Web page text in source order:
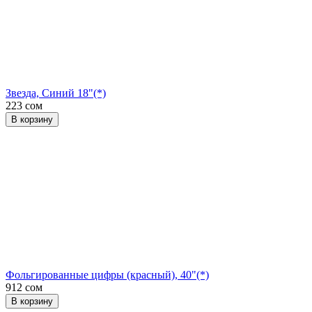
Звезда, Синий 18"(*)
223 сом
В корзину
Фольгированные цифры (красный), 40"(*)
912 сом
В корзину